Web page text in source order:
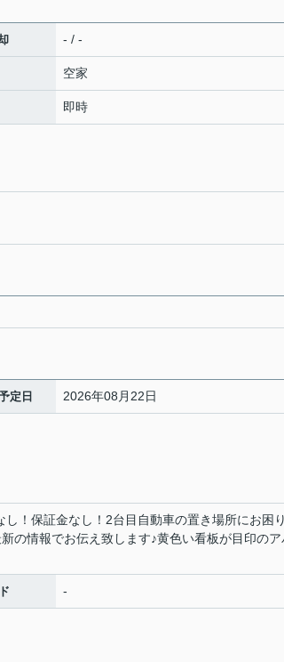
- / -
空家
即時
定日 2026年08月22日
！保証金なし！2台目自動車の置き場所にお困
の情報でお伝え致します♪黄色い看板が目印のア
-